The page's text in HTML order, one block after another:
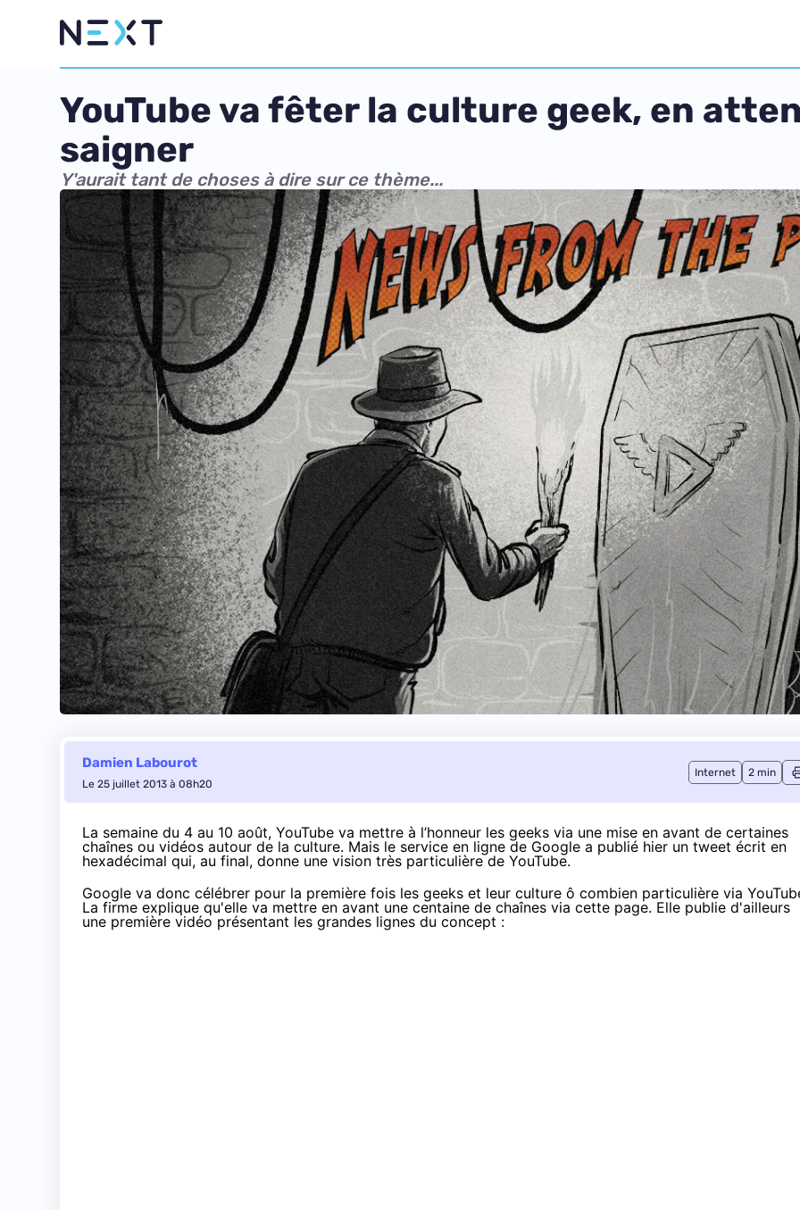
YouTube va fêter la culture geek, en
saigner
Y'aurait tant de choses à dire sur ce thème...
Damien Labourot
Le 25 juillet 2013 à 08h20
Internet 2 min
La semaine du 4 au 10 août, YouTube va mettre à l’honneur les geeks via une mise en avant de certaines
chaînes ou vidéos autour de la culture. Mais le service en ligne de Google a publié hier un tweet écrit en
hexadécimal qui, au final, donne une vision très particulière de YouTube.
Google va donc célébrer pour la première fois les geeks et leur culture ô combien particulière via
La firme explique qu'elle va mettre en avant une centaine de chaînes via cette page. Elle publie d'ailleurs
une première vidéo présentant les grandes lignes du concept :